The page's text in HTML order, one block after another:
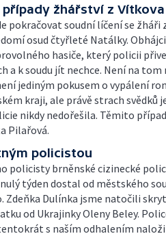
případy žhářství z Vítkova
pokračovat soudní líčení se žháři
osud čtyřleté Natálky.
hasiče, který policii
a k soudu jít nechce. Není na tom
jediným pokusem o vypálení
kraji, ale právě strach svědků
nikdy nedořešila. Těmito
Pilařová.
policistou
policisty brněnské cizinecké
týden dostal od městského
Zdeňka Dulínka jsme natočili
od Ukrajinky Oleny Beley.
s naším odhalením